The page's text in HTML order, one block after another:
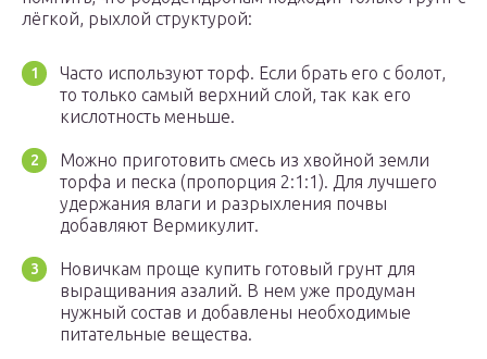
лёгкой, рыхлой структурой:
Часто используют торф. Если брать его с болот,
то только самый верхний слой, так как его
кислотность меньше.
Можно приготовить смесь из хвойной земли
торфа и песка (пропорция 2:1:1). Для лучшего
удержания влаги и разрыхления почвы
добавляют Вермикулит.
Новичкам проще купить готовый грунт для
выращивания азалий. В нем уже продуман
нужный состав и добавлены необходимые
питательные вещества.